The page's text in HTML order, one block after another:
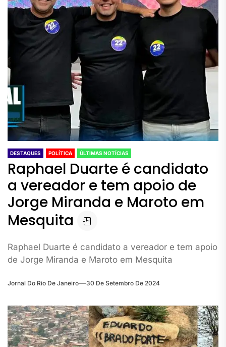
DESTAQUES POLÍTICA ÚLTIMAS NOTÍCIAS
Raphael Duarte é candidato
a vereador e tem apoio de
Jorge Miranda e Maroto em
Mesquita
Raphael Duarte é candidato a vereador e tem apoio
de Jorge Miranda e Maroto em Mesquita
Jornal Do Rio De Janeiro 30 De Setembro De 2024